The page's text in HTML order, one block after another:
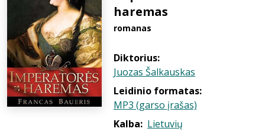
haremas
romanas
Diktorius:
Juozas Šalkauskas
Leidinio formatas:
MP3 (garso įrašas)
Kalba: Lietuvių